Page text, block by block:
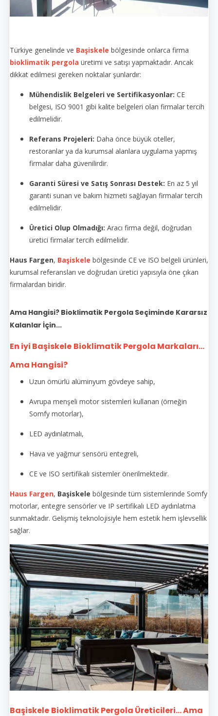
Türkiye genelinde ve Başiskele bölgesinde onlarca firma
bioklimatik pergola üretimi ve satışı yapmaktadır. Ancak
dikkat edilmesi gereken noktalar şunlardır:
Mühendislik Belgeleri ve Sertifikasyonlar: CE
belgesi, ISO 9001 gibi kalite belgeleri olan firmalar tercih
edilmelidir.
Referans Projeleri: Daha önce büyük oteller,
restoranlar ya da kurumsal alanlara uygulama yapmış
firmalar daha güvenilirdir.
Garanti Süresi ve Satış Sonrası Destek: En az 5 yıl
garanti sunan ve bakım hizmeti sağlayan firmalar tercih
edilmelidir.
Üretici Olup Olmadığı: Aracı firma değil, doğrudan
üretici firmalar tercih edilmelidir.
Haus Fargen, Başiskele bölgesinde CE ve ISO belgeli ürünleri,
kurumsal referansları ve doğrudan üretici yapısıyla öne çıkan
firmalardan biridir.
Ama Hangisi? Bioklimatik Pergola Seçiminde Kararsız
Kalanlar İçin...
En iyi Başiskele Bioklimatik Pergola Markaları...
Ama Hangisi?
Uzun ömürlü alüminyum gövdeye sahip,
Avrupa menşeli motor sistemleri kullanan (örneğin
Somfy motorlar),
LED aydınlatmalı,
Hava ve yağmur sensörü entegreli,
CE ve ISO sertifikalı sistemler önerilmektedir.
Haus Fargen, Başiskele bölgesinde tüm sistemlerinde Somfy
motorlar, entegre sensörler ve IP sertifikalı LED aydınlatma
sunmaktadır. Gelişmiş teknolojisiyle hem estetik hem işlevsellik
sağlar.
Başiskele Bioklimatik Pergola Üreticileri... Ama